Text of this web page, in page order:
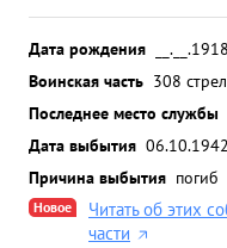
Дата рождения
__.__.1918
Воинская часть 308
Последнее место службы
Дата выбытия 06.10.1942
Причина выбытия погиб
Новое
Читать об этих
части